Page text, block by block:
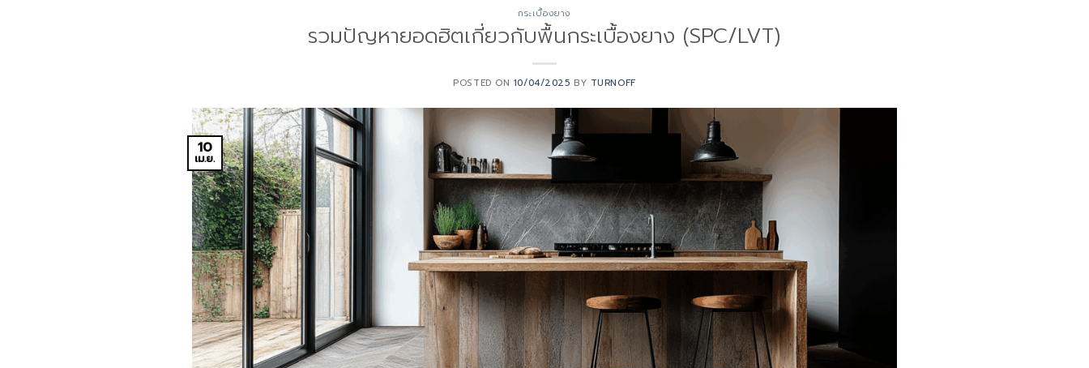
กระเบื้องยาง
รวมปัญหายอดฮิตเกี่ยวกับพื้นกระเบื้องยาง (SPC/LVT)
POSTED ON 10/04/2025 BY TURNOFF
10
เม.ย.